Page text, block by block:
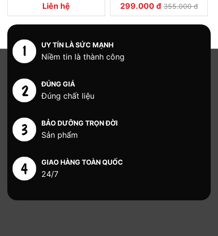
Liên hệ 299.000 đ 355.000 đ
UY TÍN LÀ SỨC MẠNH
Niềm tin là thành công
ĐÚNG GIÁ
Đúng chất liệu
BẢO DƯỠNG TRỌN ĐỜI
Sản phẩm
GIAO HÀNG TOÀN QUỐC
24/7